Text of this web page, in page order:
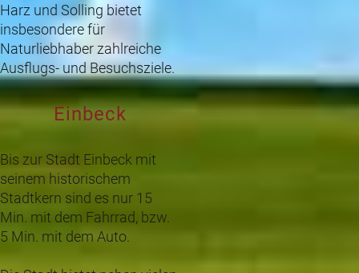
Harz und Solling bietet
insbesondere für
Naturliebhaber zahlreiche
Ausflugs- und Besuchsziele.
Einbeck
Bis zur Stadt Einbeck mit
seinem historischem
Stadtkern sind es nur 15
Min. mit dem Fahrrad, bzw.
5 Min. mit dem Auto.